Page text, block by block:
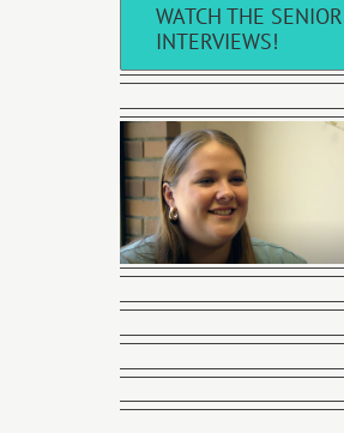
WATCH THE SENIOR
INTERVIEWS!